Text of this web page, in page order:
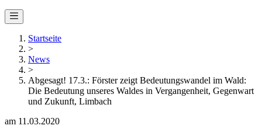
Startseite
>
News
>
Abgesagt! 17.3.: Förster zeigt Bedeutungswandel im Wald:
Die Bedeutung unseres Waldes in Vergangenheit, Gegenwart
und Zukunft, Limbach
am 11.03.2020